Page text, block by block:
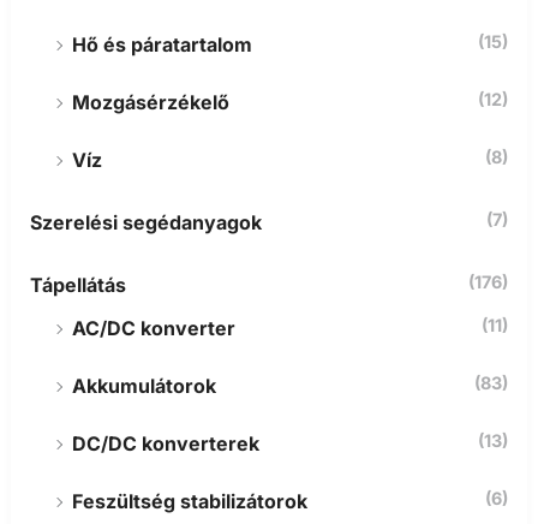
Hő és páratartalom (15)
Mozgásérzékelő (12)
Víz (8)
Szerelési segédanyagok (7)
Tápellátás (176)
AC/DC konverter (11)
Akkumulátorok (83)
DC/DC konverterek (13)
Feszültség stabilizátorok (6)